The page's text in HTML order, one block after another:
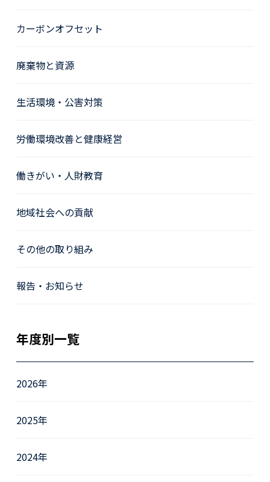
カーボンオフセット
廃棄物と資源
生活環境・公害対策
労働環境改善と健康経営
働きがい・人財教育
地域社会への貢献
その他の取り組み
報告・お知らせ
年度別一覧
2026年
2025年
2024年